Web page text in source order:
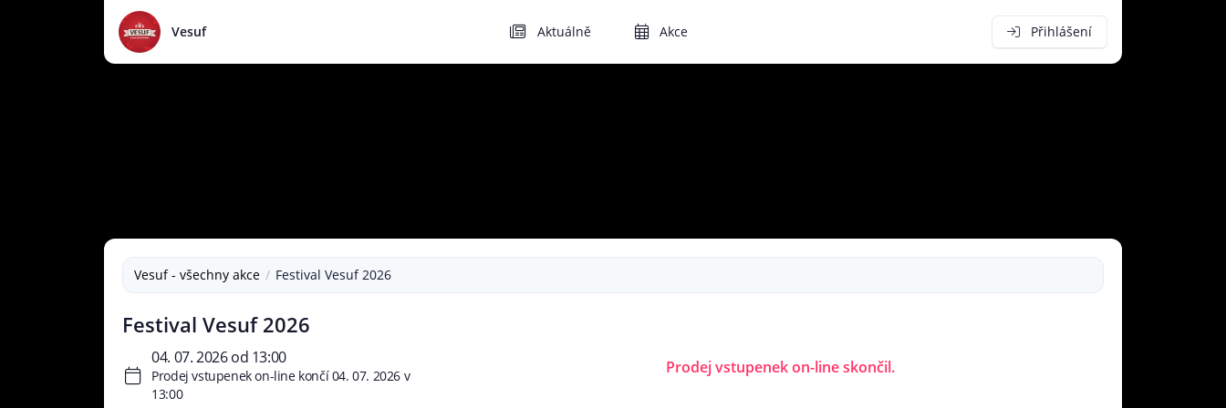
Vesuf Aktuálně Akce Přihlášení
Vesuf - všechny akce Festival Vesuf 2026
Festival Vesuf 2026
04. 07. 2026 od 13:00
Prodej vstupenek on-line končí 04. 07. 2026 v
13:00
Prodej vstupenek on-line skončil.